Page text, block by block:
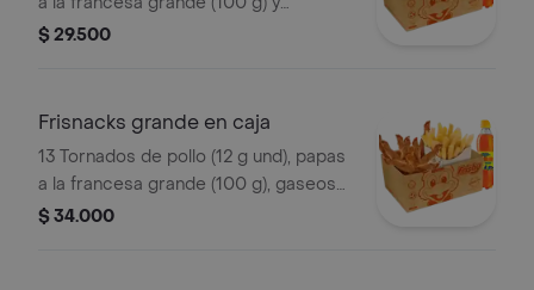
gaseosa (470 ml)
$ 29.500
Frisnacks grande en caja
13 Tornados de pollo (12 g und), papas
a la francesa grande (100 g), gaseosa
(470 ml)
$ 34.000